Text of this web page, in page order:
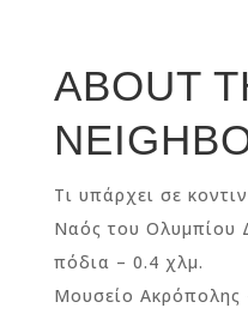
ABOUT
Τι υπάρχει σε
Ναός του Ολυμπίου
πόδια – 0.4 χλμ.
Μουσείο Ακρόπολης